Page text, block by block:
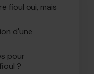
fioul oui, mais
d'une
pour
?